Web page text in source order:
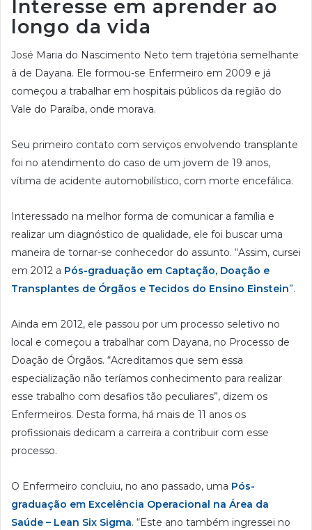
Interesse em aprender ao
longo da vida
José Maria do Nascimento Neto tem trajetória semelhante
à de Dayana. Ele formou-se Enfermeiro em 2009 e já
começou a trabalhar em hospitais públicos da região do
Vale do Paraíba, onde morava.
Seu primeiro contato com serviços envolvendo transplante
foi no atendimento do caso de um jovem de 19 anos,
vítima de acidente automobilístico, com morte encefálica.
Interessado na melhor forma de comunicar a família e
realizar um diagnóstico de qualidade, ele foi buscar uma
maneira de tornar-se conhecedor do assunto. “Assim, cursei
em 2012 a Pós-graduação em Captação, Doação e
Transplantes de Órgãos e Tecidos do Ensino Einstein”.
Ainda em 2012, ele passou por um processo seletivo no
local e começou a trabalhar com Dayana, no Processo de
Doação de Órgãos. “Acreditamos que sem essa
especialização não teríamos conhecimento para realizar
esse trabalho com desafios tão peculiares”, dizem os
Enfermeiros. Desta forma, há mais de 11 anos os
profissionais dedicam a carreira a contribuir com esse
processo.
O Enfermeiro concluiu, no ano passado, uma Pós-
graduação em Excelência Operacional na Área da
Saúde – Lean Six Sigma. “Este ano também ingressei no